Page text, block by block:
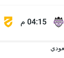
04:15 م